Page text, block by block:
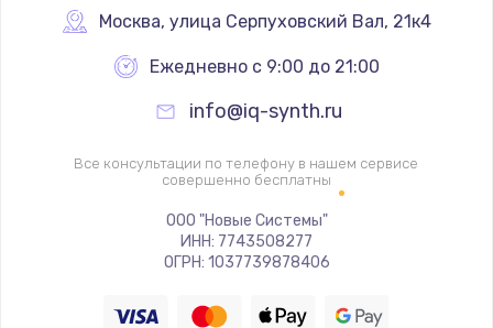
Восстановление после попадания влаги
2800 руб.
Заказать
Ремонт низкочастотных выходов ТВ-приставки
1900 руб.
Заказать
1900 руб.
Москва, улица Серпуховский Вал, 21к4
Ежедневно с 9:00 до 21:00
info@iq-synth.ru
Все консультации по телефону в нашем сервисе
совершенно бесплатны
ООО "Новые Системы"
ИНН: 7743508277
ОГРН: 1037739878406